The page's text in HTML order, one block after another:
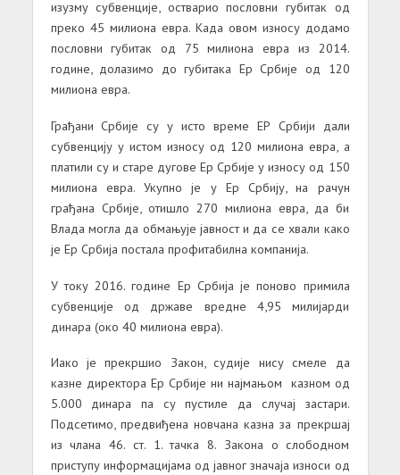
изузму субвенције, остварио пословни губитак од
преко 45 милиона евра. Када овом износу додамо
пословни губитак од 75 милиона евра из 2014.
године, долазимо до губитака Ер Србије од 120
милиона евра.
Грађани Србије су у исто време ЕР Србији дали
субвенцију у истом износу од 120 милиона евра, а
платили су и старе дугове Ер Србије у износу од 150
милиона евра. Укупно је у Ер Србију, на рачун
грађана Србије, отишло 270 милиона евра, да би
Влада могла да обмањује јавност и да се хвали како
је Ер Србија постала профитабилна компанија.
У току 2016. године Ер Србија је поново примила
субвенције од државе вредне 4,95 милијарди
динара (око 40 милиона евра).
Иако је прекршио Закон, судије нису смеле да
казне директора Ер Србије ни најмањом казном од
5.000 динара па су пустиле да случај застари.
Подсетимо, предвиђена новчана казна за прекршај
из члана 46. ст. 1. тачка 8. Закона о слободном
приступу информацијама од јавног значаја износи од